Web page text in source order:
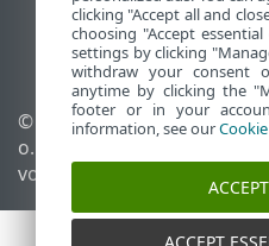
ESET Status Portal
Regionaler Support
© 1992 - 2026 ESET, spol. s r.
o. - Alle Rechte
vorbehalten.
clicking "Accept all and
choosing "Accept
settings by clicking
withdraw your consent
anytime by clicking the
footer or in your
information, see our